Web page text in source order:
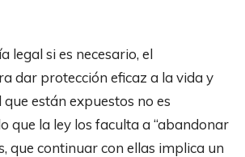
legal si es necesario, el
dar protección eficaz a la vida y
están expuestos no es
que la ley los faculta a “abandonar
que continuar con ellas implica un